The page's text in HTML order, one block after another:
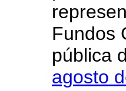
Fundos
pública
agosto